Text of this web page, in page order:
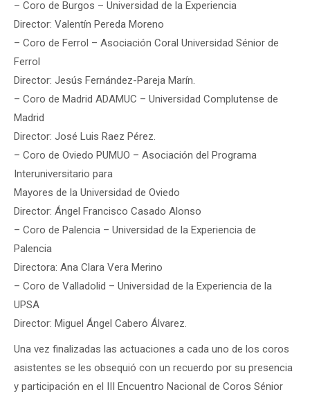
– Coro de Burgos – Universidad de la Experiencia
Director: Valentín Pereda Moreno
– Coro de Ferrol – Asociación Coral Universidad Sénior de
Ferrol
Director: Jesús Fernández-Pareja Marín.
– Coro de Madrid ADAMUC – Universidad Complutense de
Madrid
Director: José Luis Raez Pérez.
– Coro de Oviedo PUMUO – Asociación del Programa
Interuniversitario para
Mayores de la Universidad de Oviedo
Director: Ángel Francisco Casado Alonso
– Coro de Palencia – Universidad de la Experiencia de
Palencia
Directora: Ana Clara Vera Merino
– Coro de Valladolid – Universidad de la Experiencia de la
UPSA
Director: Miguel Ángel Cabero Álvarez.
Una vez finalizadas las actuaciones a cada uno de los coros
asistentes se les obsequió con un recuerdo por su presencia
y participación en el III Encuentro Nacional de Coros Sénior